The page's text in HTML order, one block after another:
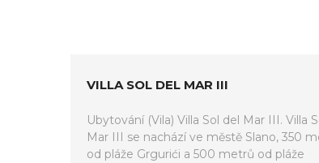
VILLA SOL DEL MAR III
Ubytování (Vila) Villa Sol del Mar III. Villa
Mar III se nachází ve městě Slano, 350
od pláže Grgurići a 500 metrů od pláže